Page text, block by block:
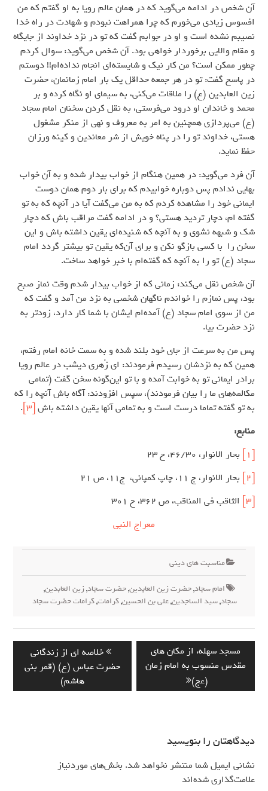
آن شخص در ادامه می‌گوید که در همان عالم رویا به او گفتم که من
افسوس زیادی می‌خورم که چرا همراهت نبودم و شهادت در راه خدا
نصیبم نشده است و او در جوابم گفت که تو در نزد خداوند از جایگاه
و مقام والایی برخوردار خواهی بود. آن شخص می‌گوید: سوال کردم
چطور ممکن است؟ من کار نیک و شایسته‌ای انجام نداده‌ام!! دوستم
در پاسخ گفت: تو در هر جمعه حداقل یک بار امام زمانمان، حضرت
زین العابدین (ع) را ملاقات می‌کنی، به سیمای او نگاه کرده و بر
محمد و خاندان او درود می‌فرستی، به نقل کردن سخنان امام سجاد
(ع) می‌پردازی‌ همچنین به امر به معروف و نهی از منکر مشغول
هستی، خداوند تو را در پناه خویش از شر معاندین و کینه ورزان
حفظ نماید.
آن فرد می‌گوید: در همین هنگام از خواب بیدار شده و به آن خواب
بهایی ندادم پس دوباره خوابیدم که برای بار دوم همان دوست
ایمانی خود را مشاهده کردم که به من می‌گفت آیا در آنچه که به تو
گفته ام، دچار تردید هستی؟ و در ادامه گفت مراقب باش که دچار
شک و شبهه نشوی و به آنچه که شنیده‌ای یقین داشته باش و این
سخن را با کسی بازگو نکن و برای آن‌که یقین تو بیشتر گردد امام
سجاد (ع) تو را به آنچه که گفته‌ام با خبر خواهد ساخت.
آن شخص نقل می‌کند: زمانی که از خواب بیدار شدم وقت نماز صبح
بود، پس نمازم را خواندم ناگهان شخصی به نزد من آمد و گفت که
من از سوی امام سجاد (ع) آمده‌ام ایشان با شما کار دارد، زودتر به
نزد حضرت بیا.
پس من به سرعت از جای خود بلند شده و به سمت خانه امام رفتم،
همین که به نزدشان رسیدم فرمودند: ای زُهری دیشب در عالم رویا
برادر ایمانی تو به خوابت آمده و با تو این‌گونه سخن گفت (تمامی
مکالمه‌های ما را بیان فرمودند)، سپس افزودند: آگاه باش آنچه را که
به تو گفته تماما درست است و به تمامی آنها یقین داشته باش ‌ [3]
.
منابع:
[1]
بحار الانوار، 46/30، ح 23
[2]
بحار الانوار، ج 11، چاپ کمپانی، ج11، ص 21
[3]
الثاقب فی المناقب، ص 362، ح 301
معراج النبی
مناسبت های دینی
امام سجاد,حضرت زین العابدین,حضرت سجاد,زین العابدین,
سجاد,سید الساجدین,علی بن الحسین,کرامات,کرامات حضرت سجاد
راهبری
نوشته
Previous
post:
خلاصه ای از زندگانی
حضرت عباس (ع) (قمر بنی
هاشم)
Next
post:
مسجد سهله، از مکان های
مقدس منسوب به امام زمان
(عج)
دیدگاهتان را بنویسید
نشانی ایمیل شما منتشر نخواهد شد. بخش‌های موردنیاز
علامت‌گذاری شده‌اند*